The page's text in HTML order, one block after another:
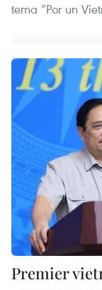
tema “Por un
Premier